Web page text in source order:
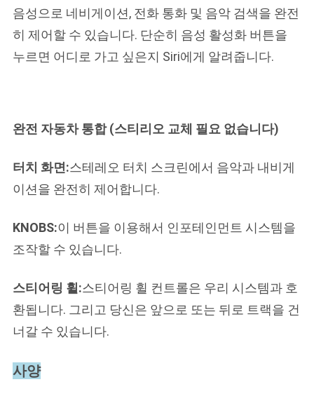
음성으로 네비게이션, 전화 통화 및 음악 검색을 완전
히 제어할 수 있습니다. 단순히 음성 활성화 버튼을
누르면 어디로 가고 싶은지 Siri에게 알려줍니다.
완전 자동차 통합 (스티리오 교체 필요 없습니다)
터치 화면:스테레오 터치 스크린에서 음악과 내비게
이션을 완전히 제어합니다.
KNOBS:이 버튼을 이용해서 인포테인먼트 시스템을
조작할 수 있습니다.
스티어링 휠:스티어링 휠 컨트롤은 우리 시스템과 호
환됩니다. 그리고 당신은 앞으로 또는 뒤로 트랙을 건
너갈 수 있습니다.
사양